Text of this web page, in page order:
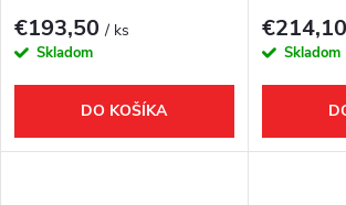
€193,50/ ks
Skladom
DO KOŠÍKA
Skladom